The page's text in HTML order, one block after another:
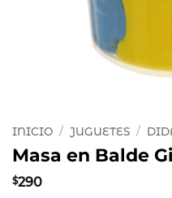
INICIO / JUGUETES /
Masa en Balde
$290